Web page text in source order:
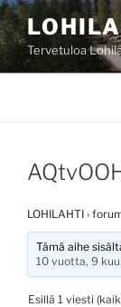
Siirry
sisältöön
Tervetuloa
LOHILAHTI ›
Tämä aihe
10 vuotta, 9
Esillä 1 viesti